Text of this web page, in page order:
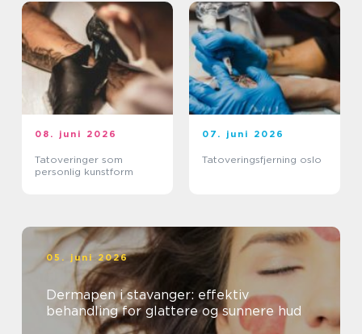
08. juni 2026
Tatoveringer som
personlig kunstform
07. juni 2026
Tatoveringsfjerning oslo
05. juni 2026
Dermapen i stavanger: effektiv
behandling for glattere og sunnere hud